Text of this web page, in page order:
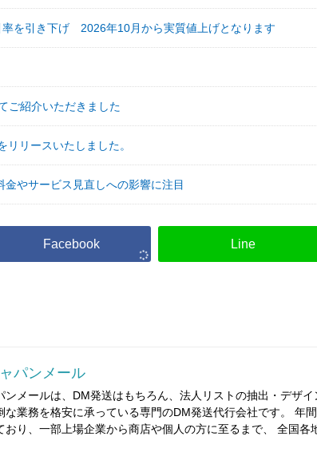
を引き下げ 2026年10月から実質値上げとなります
ご紹介いただきました
リースいたしました。
やサービス見直しへの影響に注目
パンメール
ンメールは、DM発送はもちろん、法人リストの抽出・デザ
な業務を格安に承っている専門のDM発送代行会社です。 年
おり、一部上場企業から商店や個人の方に至るまで、 全国各